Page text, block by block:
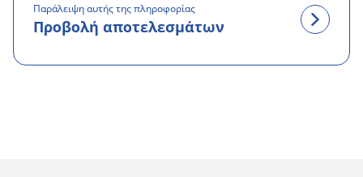
Παράλειψη αυτής της πληροφορίας
Προβολή αποτελεσμάτων